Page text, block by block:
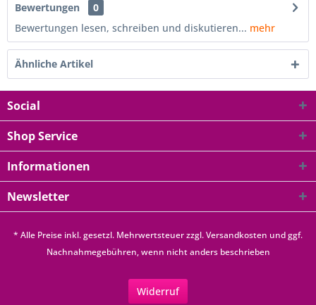
Bewertungen
0
Bewertungen lesen, schreiben und diskutieren... mehr
Ähnliche Artikel
Social
Shop Service
Informationen
Newsletter
* Alle Preise inkl. gesetzl. Mehrwertsteuer zzgl.Versandkosten und ggf.
Nachnahmegebühren, wenn nicht anders beschrieben
Widerruf